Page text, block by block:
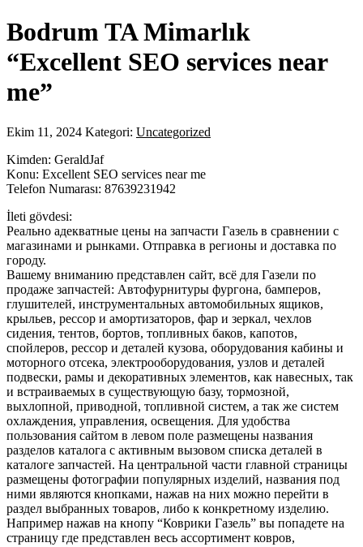
Bodrum TA Mimarlık
“Excellent SEO services near
me”
Ekim 11, 2024 Kategori: Uncategorized
Kimden: GeraldJaf
Konu: Excellent SEO services near me
Telefon Numarası: 87639231942
İleti gövdesi:
Реально адекватные цены на запчасти Газель в сравнении с
магазинами и рынками. Отправка в регионы и доставка по
городу.
Вашему вниманию представлен сайт, всё для Газели по
продаже запчастей: Автофурнитуры фургона, бамперов,
глушителей, инструментальных автомобильных ящиков,
крыльев, рессор и амортизаторов, фар и зеркал, чехлов
сидения, тентов, бортов, топливных баков, капотов,
спойлеров, рессор и деталей кузова, оборудования кабины и
моторного отсека, электрооборудования, узлов и деталей
подвески, рамы и декоративных элементов, как навесных, так
и встраиваемых в существующую базу, тормозной,
выхлопной, приводной, топливной систем, а так же систем
охлаждения, управления, освещения. Для удобства
пользования сайтом в левом поле размещены названия
разделов каталога с активным вызовом списка деталей в
каталоге запчастей. На центральной части главной страницы
размещены фотографии популярных изделий, названия под
ними являются кнопками, нажав на них можно перейти в
раздел выбранных товаров, либо к конкретному изделию.
Например нажав на кнопу “Коврики Газель” вы попадете на
страницу где представлен весь ассортимент ковров,